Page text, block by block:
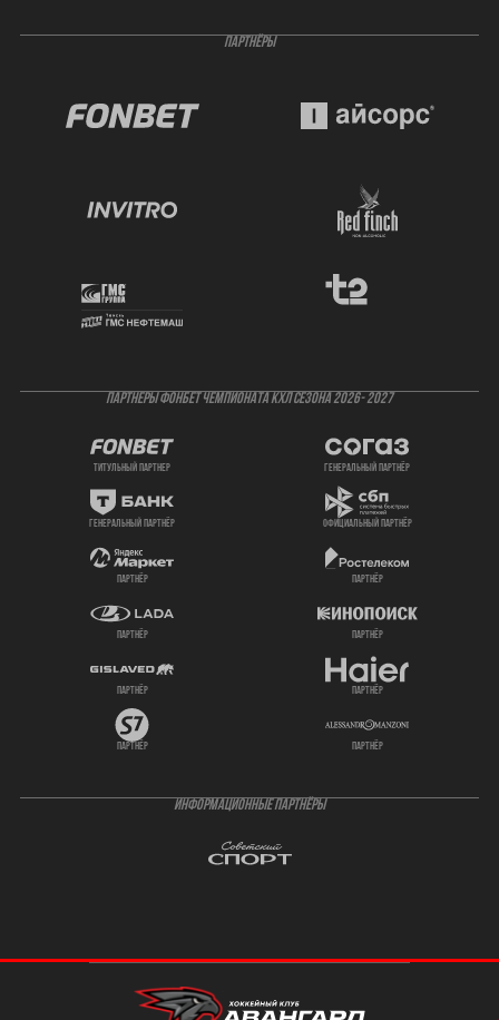
ПАРТНЁРЫ
ПАРТНЕРЫ ФОНБЕТ ЧЕМПИОНАТА КХЛ СЕЗОНА 2026- 2027
титульный партнер генеральный партнёр
генеральный партнёр официальный партнёр
партнёр партнёр
партнёр партнёр
партнёр партнёр
партнёр партнёр
ИНФОРМАЦИОННЫЕ ПАРТНЁРЫ